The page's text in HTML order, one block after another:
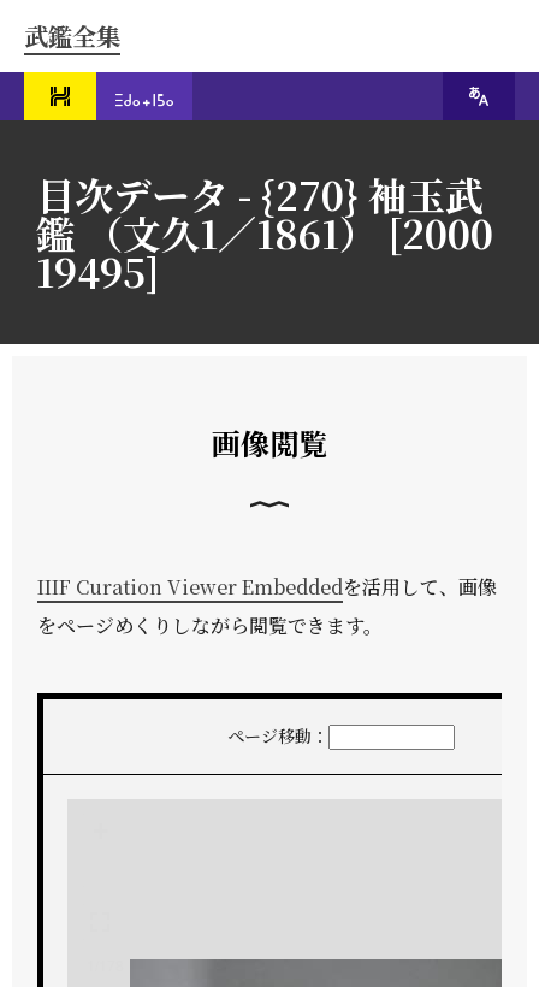
武鑑全集
目次データ - {270} 袖玉武
鑑 （文久1／1861） [2000
19495]
画像閲覧
IIIF Curation Viewer Embeddedを活用して、画像
をページめくりしながら閲覧できます。
ページ移動：